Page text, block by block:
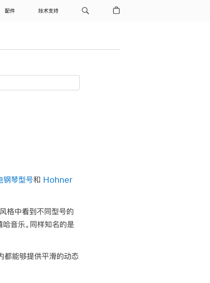
配件 技术支持
钢琴型号和 Hohner
格中看到不同型号的
音乐。同样知名的是
都能够提供平滑的动态